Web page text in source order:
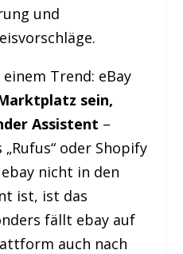
und
Trend: eBay
sein,
Assistent –
oder Shopify
nicht in den
ist, ist das
fällt ebay auf
auch nach